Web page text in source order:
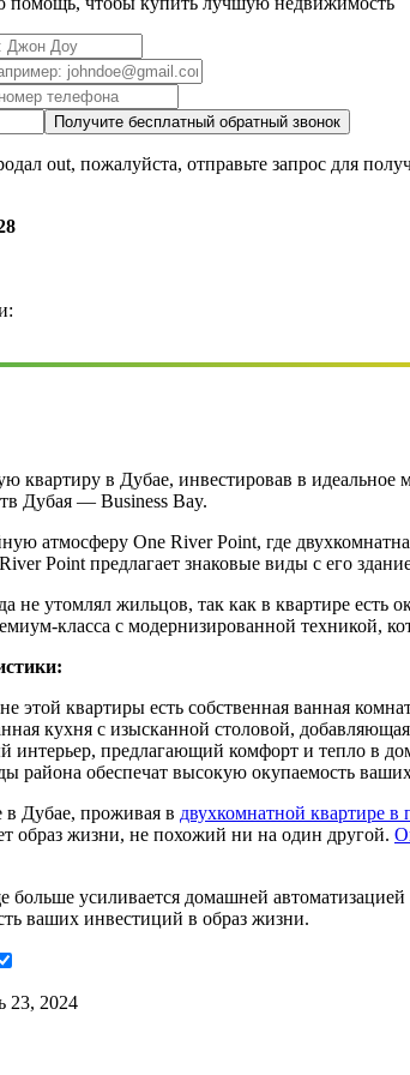
Получите бесплатный обратный звонок
out, пожалуйста, отправьте запрос для
квартиру в Дубае, инвестировав в
Дубая — Business Bay.
атмосферу One River Point, где
Point предлагает знаковые виды с его
не утомлял жильцов, так как в квартире есть
класса с модернизированной техникой,
этой квартиры есть собственная ванная
кухня с изысканной столовой,
интерьер, предлагающий комфорт и тепло в
района обеспечат высокую окупаемость
в Дубае, проживая в двухкомнатной квартире
образ жизни, не похожий ни на один другой.
усиливается домашней
ваших инвестиций в образ жизни.
23, 2024